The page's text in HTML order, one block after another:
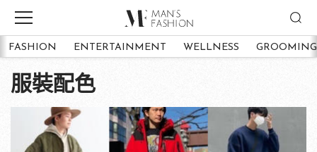
FASHION ENTERTAINMENT WELLNESS GROOMING
服裝配色